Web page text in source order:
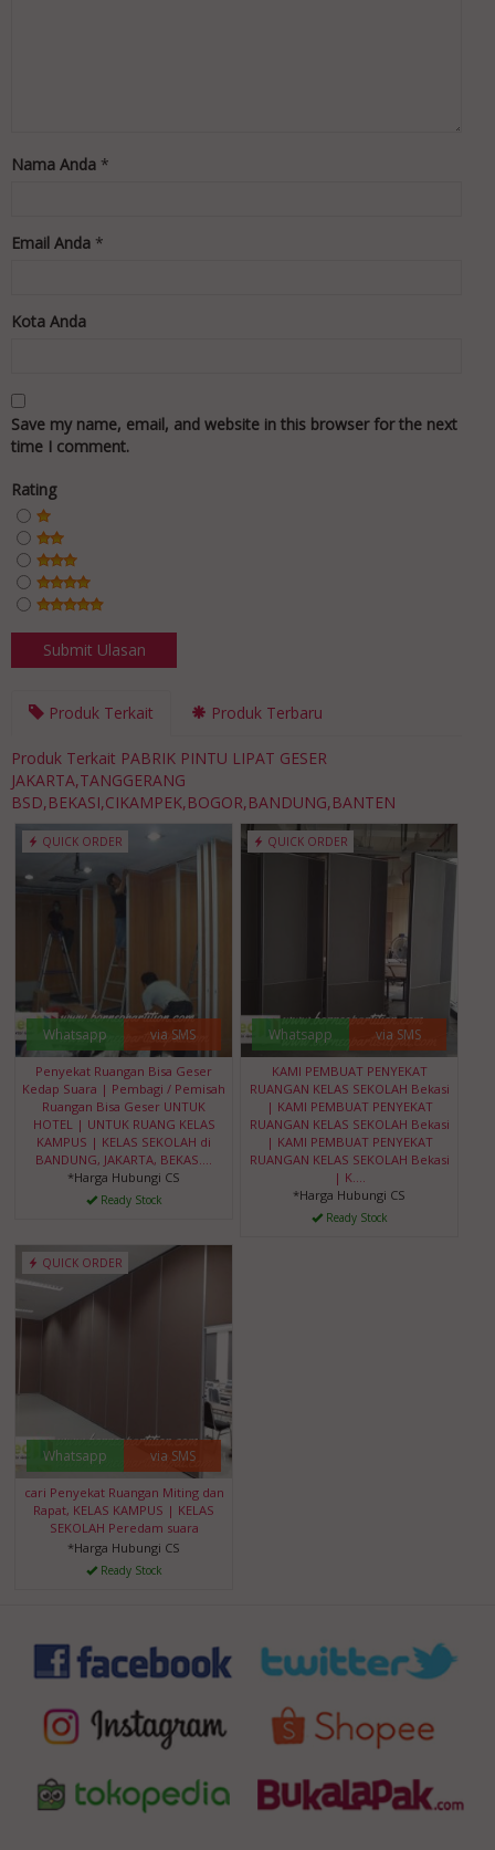
Nama Anda *
Email Anda *
Kota Anda
Save my name, email, and website in this browser for the next
time I comment.
Rating
Produk Terkait Produk Terbaru
Produk Terkait PABRIK PINTU LIPAT GESER
JAKARTA,TANGGERANG
BSD,BEKASI,CIKAMPEK,BOGOR,BANDUNG,BANTEN
QUICK ORDER
Whatsapp via SMS
Penyekat Ruangan Bisa Geser
Kedap Suara | Pembagi / Pemisah
Ruangan Bisa Geser UNTUK
HOTEL | UNTUK RUANG KELAS
KAMPUS | KELAS SEKOLAH di
BANDUNG, JAKARTA, BEKAS....
*Harga Hubungi CS
Ready Stock
QUICK ORDER
Whatsapp via SMS
KAMI PEMBUAT PENYEKAT
RUANGAN KELAS SEKOLAH Bekasi
| KAMI PEMBUAT PENYEKAT
RUANGAN KELAS SEKOLAH Bekasi
| KAMI PEMBUAT PENYEKAT
RUANGAN KELAS SEKOLAH Bekasi
| K....
*Harga Hubungi CS
Ready Stock
QUICK ORDER
Whatsapp via SMS
cari Penyekat Ruangan Miting dan
Rapat, KELAS KAMPUS | KELAS
SEKOLAH Peredam suara
*Harga Hubungi CS
Ready Stock